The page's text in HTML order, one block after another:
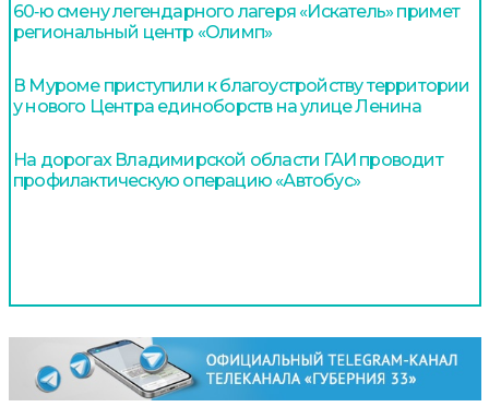
60‑ю смену легендарного лагеря «Искатель» примет
региональный центр «Олимп»
В Муроме приступили к благоустройству территории
у нового Центра единоборств на улице Ленина
На дорогах Владимирской области ГАИ проводит
профилактическую операцию «Автобус»